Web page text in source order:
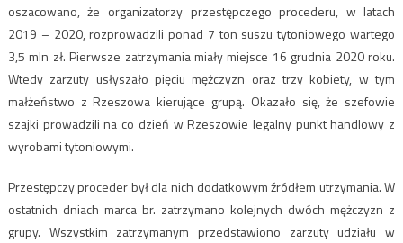
oszacowano, że organizatorzy przestępczego procederu, w latach
2019 – 2020, rozprowadzili ponad 7 ton suszu tytoniowego wartego
3,5 mln zł. Pierwsze zatrzymania miały miejsce 16 grudnia 2020 roku.
Wtedy zarzuty usłyszało pięciu mężczyzn oraz trzy kobiety, w tym
małżeństwo z Rzeszowa kierujące grupą. Okazało się, że szefowie
szajki prowadzili na co dzień w Rzeszowie legalny punkt handlowy z
wyrobami tytoniowymi.
Przestępczy proceder był dla nich dodatkowym źródłem utrzymania. W
ostatnich dniach marca br. zatrzymano kolejnych dwóch mężczyzn z
grupy. Wszystkim zatrzymanym przedstawiono zarzuty udziału w